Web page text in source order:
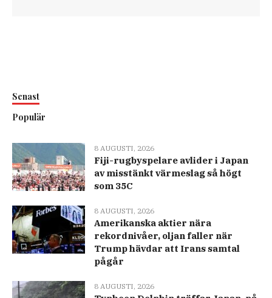
Senast
Populär
8 AUGUSTI, 2026
Fiji-rugbyspelare avlider i Japan
av misstänkt värmeslag så högt
som 35C
8 AUGUSTI, 2026
Amerikanska aktier nära
rekordnivåer, oljan faller när
Trump hävdar att Irans samtal
pågår
8 AUGUSTI, 2026